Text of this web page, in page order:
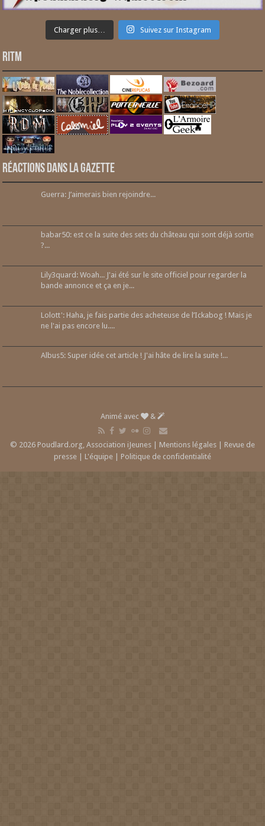
Charger plus… Suivez sur Instagram
RITM
Réactions dans la gazette
Guerra: J’aimerais bien rejoindre...
babar50: est ce la suite des sets du château qui sont déjà sortie
?...
Lily3quard: Woah... J'ai été sur le site officiel pour regarder la
bande annonce et ça en je...
Lolott': Haha, je fais partie des acheteuse de l’Ickabog ! Mais je
ne l'ai pas encore lu....
Albus5: Super idée cet article ! J'ai hâte de lire la suite !...
Animé avec &
© 2026 Poudlard.org, Association iJeunes | Mentions légales | Revue de
presse | L'équipe | Politique de confidentialité